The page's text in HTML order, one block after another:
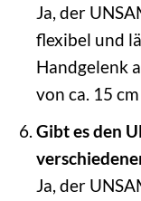
Ja, der
flexibel und
Handgelenk
von ca. 15
Gibt es den
Ja, der